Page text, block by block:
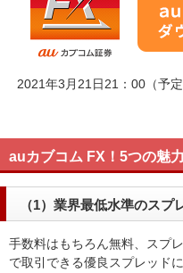
2021年3月21日21：00（予
auカブコム FX！5つの魅力
（1）業界最低水準のスプ
手数料はもちろん無料、スプ
で取引できる優良スプレッド